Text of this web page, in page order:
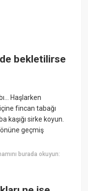
bekletilirse
Haşlarken
fincan tabağı
kaşığı sirke koyun.
önüne geçmiş
burada okuyun: